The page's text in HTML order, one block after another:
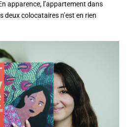
apparence, l’appartement dans
deux colocataires n’est en rien